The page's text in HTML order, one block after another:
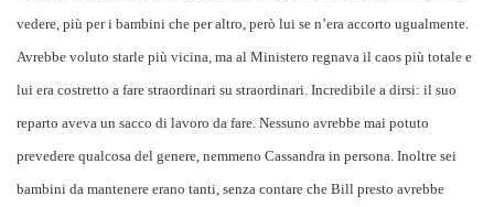
vedere, più per i bambini che per altro, però lui se n’era accorto ugualmente.
Avrebbe voluto starle più vicina, ma al Ministero regnava il caos più totale e
lui era costretto a fare straordinari su straordinari. Incredibile a dirsi: il suo
reparto aveva un sacco di lavoro da fare. Nessuno avrebbe mai potuto
prevedere qualcosa del genere, nemmeno Cassandra in persona. Inoltre sei
bambini da mantenere erano tanti, senza contare che Bill presto avrebbe